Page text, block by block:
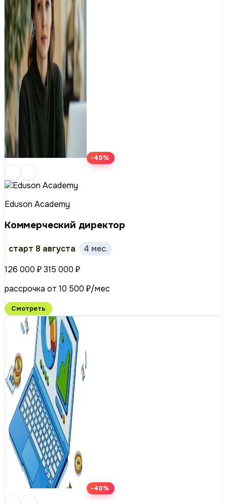
-40%
Eduson Academy
Коммерческий директор
старт 8 августа
4 мес.
126 000 ₽315 000 ₽
рассрочка от 10 500 ₽/мес
Смотреть
-40%